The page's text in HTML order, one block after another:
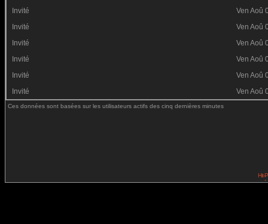
Invité
Ven Aoû
Invité
Ven Aoû
Invité
Ven Aoû
Invité
Ven Aoû
Invité
Ven Aoû
Invité
Ven Aoû
Ces données sont basées sur les utilisateurs actifs des cinq dernières minutes